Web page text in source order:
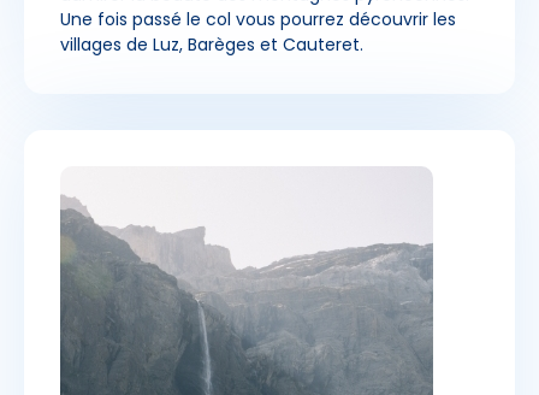
Une fois passé le col vous pourrez découvrir les
villages de Luz, Barèges et Cauteret.